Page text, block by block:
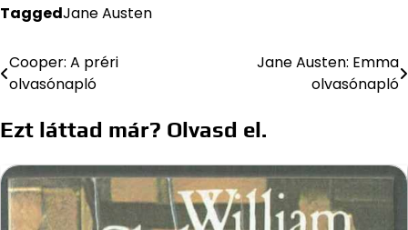
TaggedJane Austen
Bejegyzés
navigáció
Cooper: A préri
olvasónapló
Jane Austen: Emma
olvasónapló
Ezt láttad már? Olvasd el.